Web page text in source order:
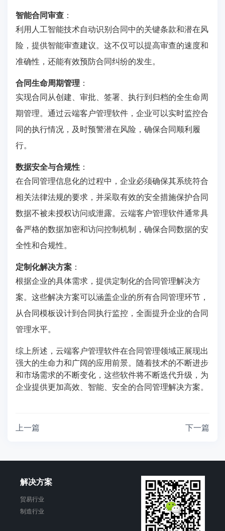
智能合同审查 ：
利用人工智能技术自动识别合同中的关键条款和潜在风
险，提供智能审查建议。这不仅可以提高审查的速度和
准确性，还能有效预防合同纠纷的发生。
合同生命周期管理 ：
实现合同从创建、审批、签署、执行到归档的全生命周
期管理。通过云端客户管理软件，企业可以实时监控合
同的执行情况，及时预警潜在风险，确保合同顺利履
行。
数据安全与合规性 ：
在合同管理信息化的过程中，企业必须确保其系统符合
相关法律法规的要求，并采取有效的安全措施保护合同
数据不被未授权访问或泄露。云端客户管理软件通常具
备严格的数据加密和访问控制机制，确保合同数据的安
全性和合规性。
定制化解决方案 ：
根据企业的具体需求，提供定制化的合同管理解决方
案。这些解决方案可以涵盖企业的所有合同管理环节，
从合同模板设计到合同执行监控，全面提升企业的合同
管理水平。
综上所述，云端客户管理软件在合同管理领域正展现出
强大的生命力和广阔的应用前景。随着技术的不断进步
和市场需求的不断变化，这些软件将不断迭代升级，为
企业提供更加高效、智能、安全的合同管理解决方案。
上一篇 下一篇
解决方案
贸易行业
制造行业